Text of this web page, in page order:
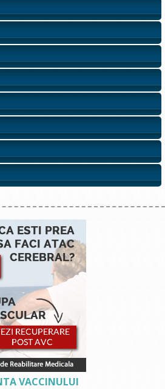
VACCINULUI